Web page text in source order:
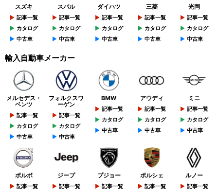
スズキ
記事一覧
カタログ
中古車
スバル
記事一覧
カタログ
中古車
ダイハツ
記事一覧
カタログ
中古車
三菱
記事一覧
カタログ
中古車
光岡
記事一覧
カタログ
中古車
輸入自動車メーカー
メルセデス・
ベンツ
記事一覧
カタログ
中古車
フォルクスワ
ーゲン
記事一覧
カタログ
中古車
BMW
記事一覧
カタログ
中古車
アウディ
記事一覧
カタログ
中古車
ミニ
記事一覧
カタログ
中古車
ボルボ
記事一覧
ジープ
記事一覧
プジョー
記事一覧
ポルシェ
記事一覧
ルノー
記事一覧